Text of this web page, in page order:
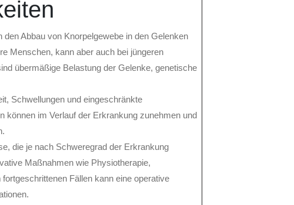
Abbau von Knorpelgewebe in den Gelenken
Menschen, kann aber auch bei jüngeren
übermäßige Belastung der Gelenke, genetische
Schwellungen und eingeschränkte
können im Verlauf der Erkrankung zunehmen und
die je nach Schweregrad der Erkrankung
Maßnahmen wie Physiotherapie,
Fällen kann eine operative